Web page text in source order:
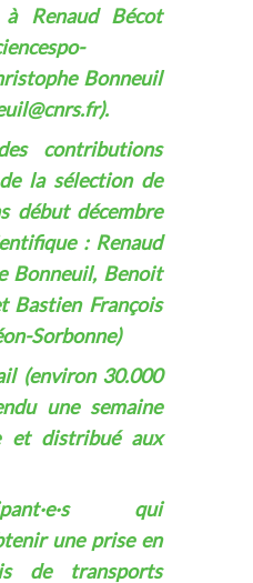
Renaud Bécot
Bonneuil
contributions
la sélection de
début décembre
: Renaud
Bonneuil, Benoit
Bastien François
Sorbonne)
(environ 30.000
une semaine
et distribué aux
qui
une prise en
de transports